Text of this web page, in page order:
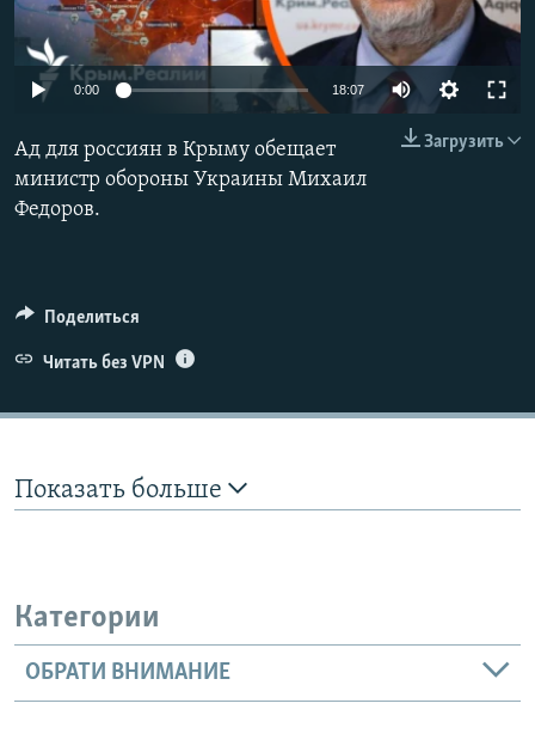
ПОБЕДИТЕЛЕЙ НЕ СУДЯТ?
КРЫМ.НЕПОКОРЕННЫЙ
УКРАИНСКАЯ ПРОБЛЕМА КРЫМА
ПРИСОЕДИНЯЙТЕСЬ!
Все сайты RFE/RL
0:00 18:07 Auto
240p
Загрузить
Ад для россиян в Крыму обещает
министр обороны Украины Михаил
Федоров.
Поделиться
Читать без VPN
Показать больше
Категории
ОБРАТИ ВНИМАНИЕ